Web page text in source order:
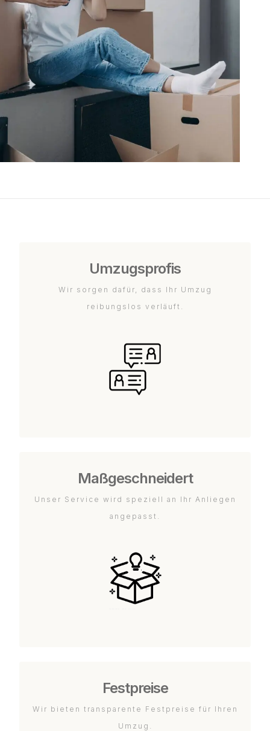
Umzugsprofis
Wir sorgen dafür, dass Ihr Umzug
reibungslos verläuft.
Maßgeschneidert
Unser Service wird speziell an Ihr Anliegen
angepasst.
Festpreise
Wir bieten transparente Festpreise für Ihren
Umzug.